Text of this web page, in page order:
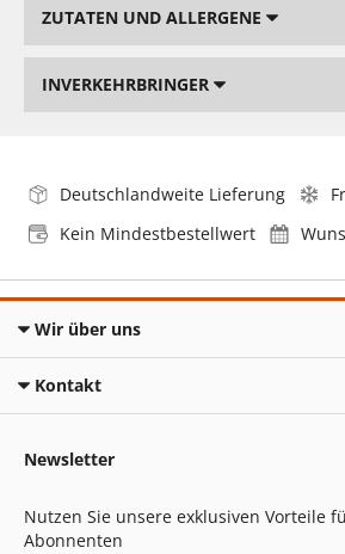
ZUTATEN UND ALLERGENE
INVERKEHRBRINGER
Deutschlandweite Lieferung
Kein Mindestbestellwert
Wir über uns
Kontakt
Newsletter
Nutzen Sie unsere exklusiven Vorteile
Abonnenten